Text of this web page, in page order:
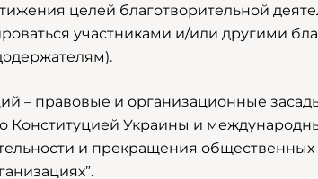
целей благотворительной
участниками и/или другими
– правовые и организационные
Конституцией Украины и
и прекращения